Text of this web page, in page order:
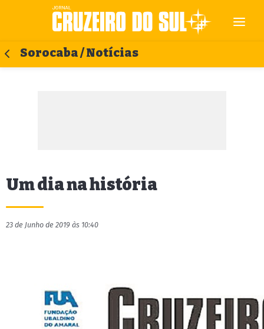
Sorocaba / Notícias
Um dia na história
23 de Junho de 2019 às 10:40